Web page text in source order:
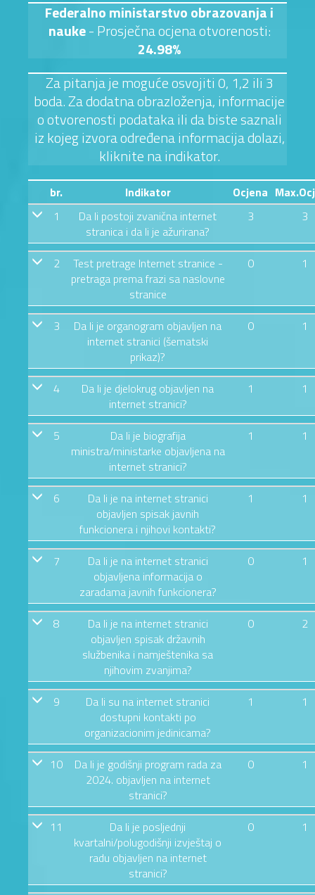
Federalno ministarstvo obrazovanja i
nauke- Prosječna ocjena otvorenosti:
24.98%
Za pitanja je moguće osvojiti 0, 1,2 ili 3
boda. Za dodatna obrazloženja, informacije
o otvorenosti podataka ili da biste saznali
iz kojeg izvora određena informacija dolazi,
kliknite na indikator.
br. Indikator Ocjena
1
Da li postoji zvanična internet
stranica i da li je ažurirana?
3 3
2
Test pretrage Internet stranice -
pretraga prema frazi sa naslovne
stranice
0 1
3
Da li je organogram objavljen na
internet stranici (šematski
prikaz)?
0 1
4
Da li je djelokrug objavljen na
internet stranici?
1 1
5
Da li je biografija
ministra/ministarke objavljena na
internet stranici?
1 1
6
Da li je na internet stranici
objavljen spisak javnih
funkcionera i njihovi kontakti?
1 1
7
Da li je na internet stranici
objavljena informacija o
zaradama javnih funkcionera?
0 1
8
Da li je na internet stranici
objavljen spisak državnih
službenika i namještenika sa
njihovim zvanjima?
0 2
9
Da li su na internet stranici
dostupni kontakti po
organizacionim jedinicama?
1 1
10
Da li je godišnji program rada za
2024. objavljen na internet
stranici?
0 1
11
Da li je posljednji
kvartalni/polugodišnji izvještaj o
radu objavljen na internet
stranici?
0 1